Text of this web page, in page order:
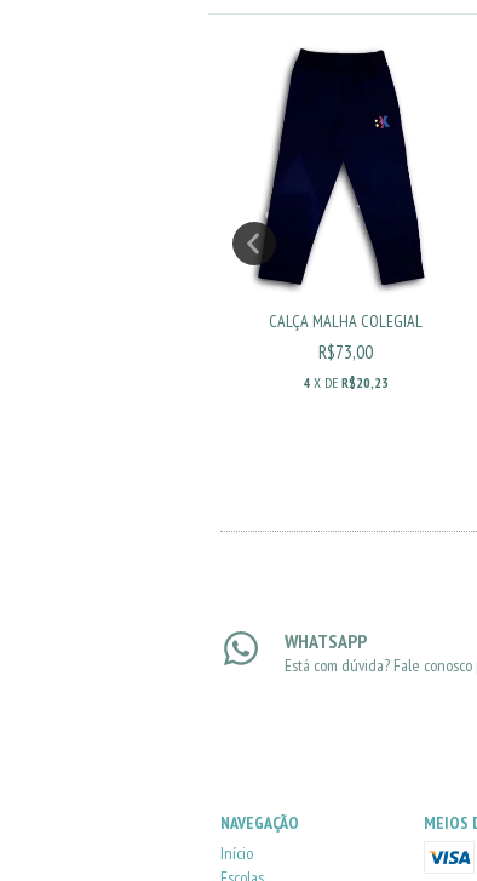
CALÇA MALHA COLEGIAL
R$73,00
4 X DER$20,23
WHATSAPP
Está com dúvida? Fale
NAVEGAÇÃO
Início
MEIOS